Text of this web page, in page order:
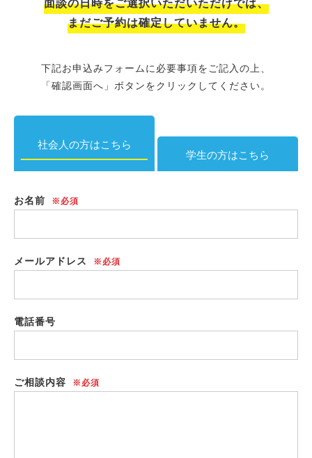
まだご予約は確定していません。
下記お申込みフォームに必要事項をご記入の上、
「確認画面へ」ボタンをクリックしてください。
社会人の方
学生の方
お名前
メールアドレス
電話番号
ご相談内容